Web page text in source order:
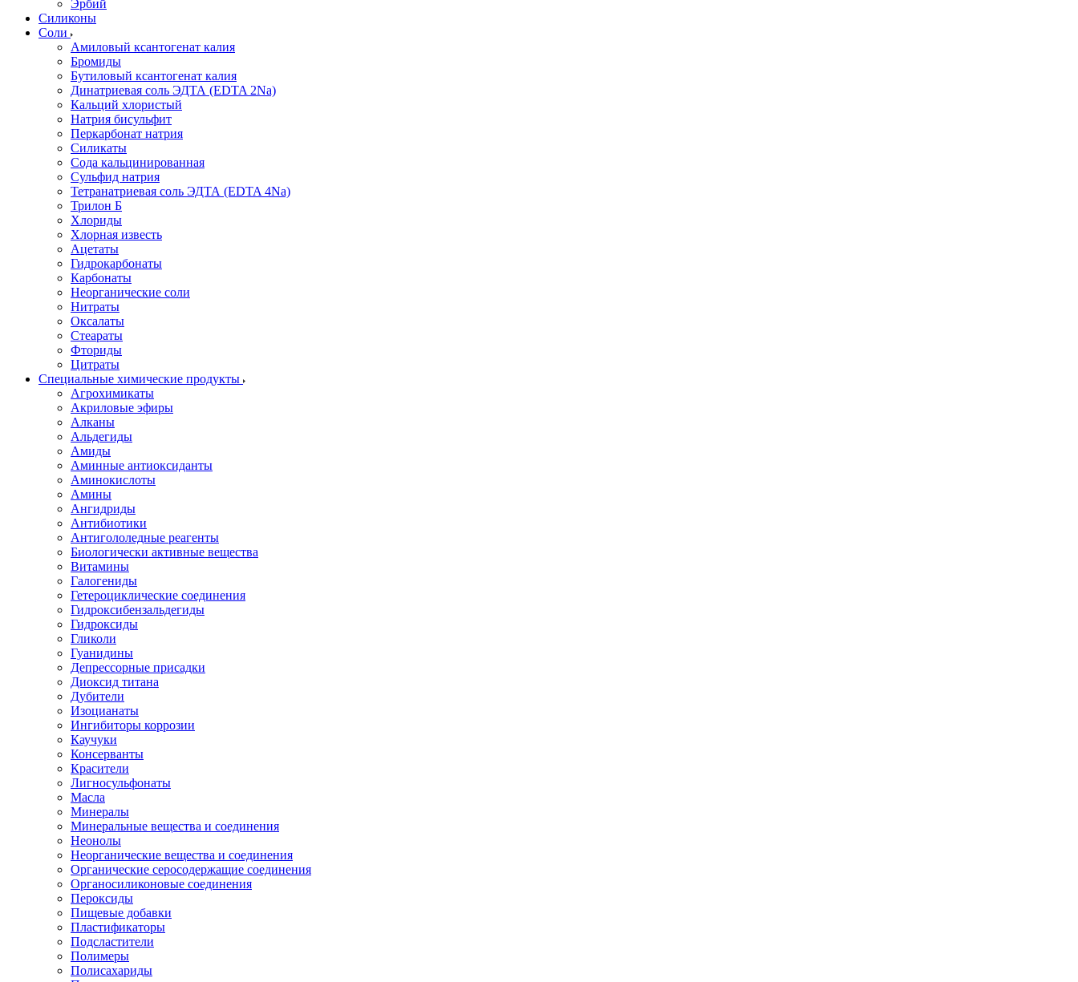
Эрбий
Силиконы
Соли
Амиловый ксантогенат калия
Бромиды
Бутиловый ксантогенат калия
Динатриевая соль ЭДТА (EDTA 2Na)
Кальций хлористый
Натрия бисульфит
Перкарбонат натрия
Силикаты
Сода кальцинированная
Сульфид натрия
Тетранатриевая соль ЭДТА (EDTA 4Na)
Трилон Б
Хлориды
Хлорная известь
Ацетаты
Гидрокарбонаты
Карбонаты
Неорганические соли
Нитраты
Оксалаты
Стеараты
Фториды
Цитраты
Специальные химические продукты
Агрохимикаты
Акриловые эфиры
Алканы
Альдегиды
Амиды
Аминные антиоксиданты
Аминокислоты
Амины
Ангидриды
Антибиотики
Антигололедные реагенты
Биологически активные вещества
Витамины
Галогениды
Гетероциклические соединения
Гидроксибензальдегиды
Гидроксиды
Гликоли
Гуанидины
Депрессорные присадки
Диоксид титана
Дубители
Изоцианаты
Ингибиторы коррозии
Каучуки
Консерванты
Красители
Лигносульфонаты
Масла
Минералы
Минеральные вещества и соединения
Неонолы
Неорганические вещества и соединения
Органические серосодержащие соединения
Органосиликоновые соединения
Пероксиды
Пищевые добавки
Пластификаторы
Подсластители
Полимеры
Полисахариды